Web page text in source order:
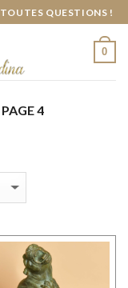
QUESTIONS !
0
PAGE 4